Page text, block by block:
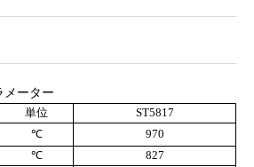
ター
単位
ST5817
℃
970
℃
827